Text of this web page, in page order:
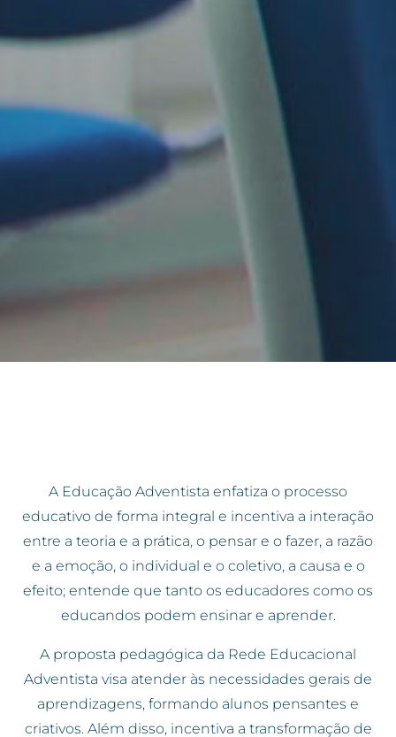
A Educação Adventista enfatiza o processo
educativo de forma integral e incentiva a interação
entre a teoria e a prática, o pensar e o fazer, a razão
e a emoção, o individual e o coletivo, a causa e o
efeito; entende que tanto os educadores como os
educandos podem ensinar e aprender.
A proposta pedagógica da Rede Educacional
Adventista visa atender às necessidades gerais de
aprendizagens, formando alunos pensantes e
criativos. Além disso, incentiva a transformação de